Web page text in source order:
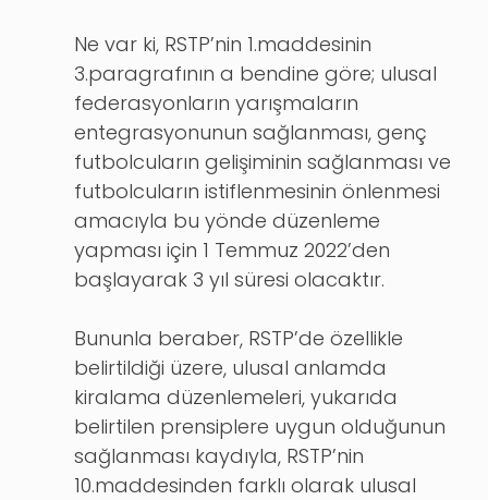
Ne var ki, RSTP’nin 1.maddesinin
3.paragrafının a bendine göre; ulusal
federasyonların yarışmaların
entegrasyonunun sağlanması, genç
futbolcuların gelişiminin sağlanması ve
futbolcuların istiflenmesinin önlenmesi
amacıyla bu yönde düzenleme
yapması için 1 Temmuz 2022’den
başlayarak 3 yıl süresi olacaktır.
Bununla beraber, RSTP’de özellikle
belirtildiği üzere, ulusal anlamda
kiralama düzenlemeleri, yukarıda
belirtilen prensiplere uygun olduğunun
sağlanması kaydıyla, RSTP’nin
10.maddesinden farklı olarak ulusal